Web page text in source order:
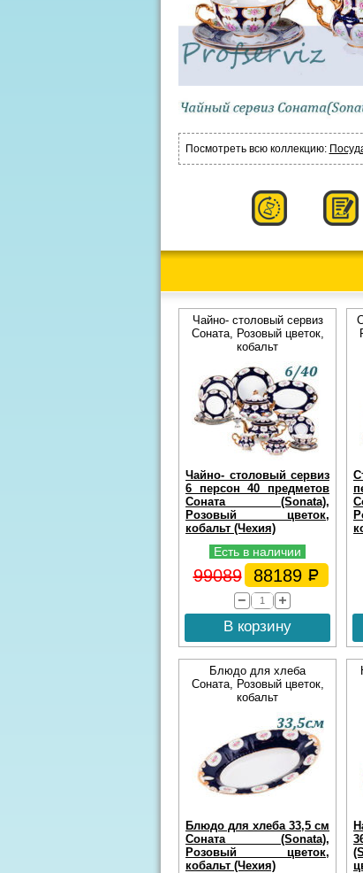
Посмотреть всю коллекцию:
Чайно- столовый сервиз
Соната, Розовый цветок,
кобальт
Чайно- столовый сервиз
6 персон 40 предметов
Соната (Sonata),
Розовый цветок,
кобальт (Чехия)
Есть в наличии
99089 88189
В корзину
Блюдо для хлеба
Соната, Розовый цветок,
кобальт
Блюдо для хлеба 33,5 см
Соната (Sonata),
Розовый цветок,
кобальт (Чехия)